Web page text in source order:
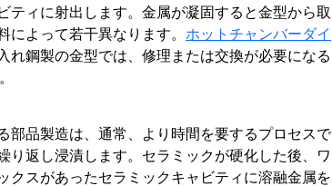
ィに射出します。金属が凝固すると金型から取
よって若干異なります。 ホットチャンバーダイ
れ鋼製の金型では、修理または交換が必要になる
部品製造は、通常、より時間を要するプロセスで
返し浸漬します。セラミックが硬化した後、ワ
スがあったセラミックキャビティに溶融金属を